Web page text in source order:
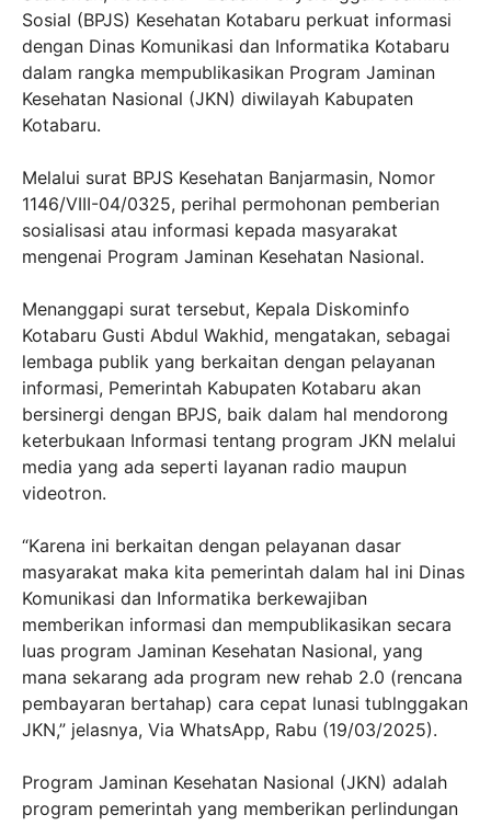
Sosial (BPJS) Kesehatan Kotabaru perkuat informasi
dengan Dinas Komunikasi dan Informatika Kotabaru
dalam rangka mempublikasikan Program Jaminan
Kesehatan Nasional (JKN) diwilayah Kabupaten
Kotabaru.
Melalui surat BPJS Kesehatan Banjarmasin, Nomor
1146/VIII-04/0325, perihal permohonan pemberian
sosialisasi atau informasi kepada masyarakat
mengenai Program Jaminan Kesehatan Nasional.
Menanggapi surat tersebut, Kepala Diskominfo
Kotabaru Gusti Abdul Wakhid, mengatakan, sebagai
lembaga publik yang berkaitan dengan pelayanan
informasi, Pemerintah Kabupaten Kotabaru akan
bersinergi dengan BPJS, baik dalam hal mendorong
keterbukaan Informasi tentang program JKN melalui
media yang ada seperti layanan radio maupun
videotron.
“Karena ini berkaitan dengan pelayanan dasar
masyarakat maka kita pemerintah dalam hal ini Dinas
Komunikasi dan Informatika berkewajiban
memberikan informasi dan mempublikasikan secara
luas program Jaminan Kesehatan Nasional, yang
mana sekarang ada program new rehab 2.0 (rencana
pembayaran bertahap) cara cepat lunasi tublnggakan
JKN,” jelasnya, Via WhatsApp, Rabu (19/03/2025).
Program Jaminan Kesehatan Nasional (JKN) adalah
program pemerintah yang memberikan perlindungan